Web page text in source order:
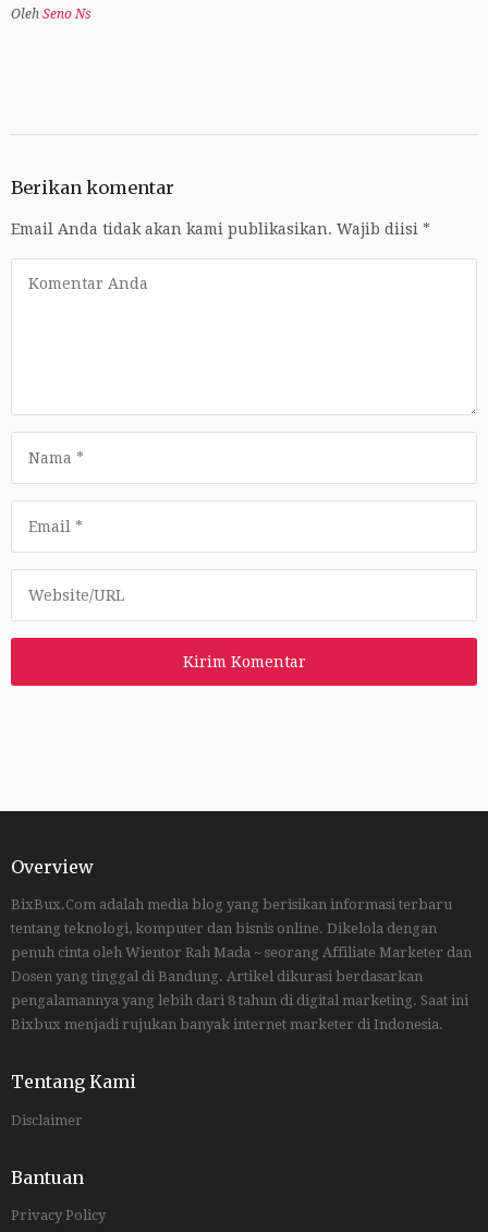
Oleh Seno Ns
Berikan komentar
Email Anda tidak akan kami publikasikan. Wajib diisi *
Overview
BixBux.Com adalah media blog yang berisikan informasi terbaru
tentang teknologi, komputer dan bisnis online. Dikelola dengan
penuh cinta oleh Wientor Rah Mada ~ seorang Affiliate Marketer dan
Dosen yang tinggal di Bandung. Artikel dikurasi berdasarkan
pengalamannya yang lebih dari 8 tahun di digital marketing. Saat ini
Bixbux menjadi rujukan banyak internet marketer di Indonesia.
Tentang Kami
Disclaimer
Bantuan
Privacy Policy